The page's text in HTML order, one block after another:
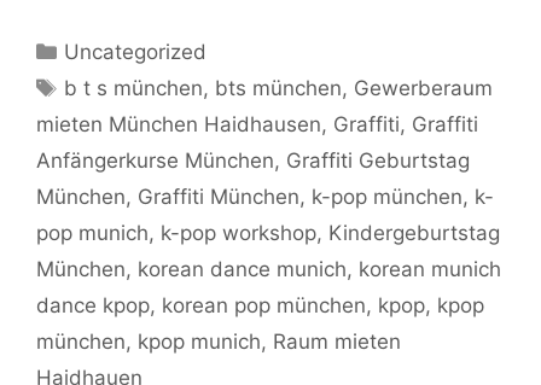
Kategorien
Uncategorized
Schlagwörter
b t s münchen, bts münchen, Gewerberaum
mieten München Haidhausen, Graffiti, Graffiti
Anfängerkurse München, Graffiti Geburtstag
München, Graffiti München, k-pop münchen, k-
pop munich, k-pop workshop, Kindergeburtstag
München, korean dance munich, korean munich
dance kpop, korean pop münchen, kpop, kpop
münchen, kpop munich, Raum mieten
Haidhauen